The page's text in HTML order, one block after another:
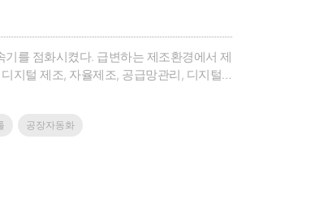
를 점화시켰다. 급변하는 제조환경에서 제
지털 제조, 자율제조, 공급망관리, 디지털
공장자동화